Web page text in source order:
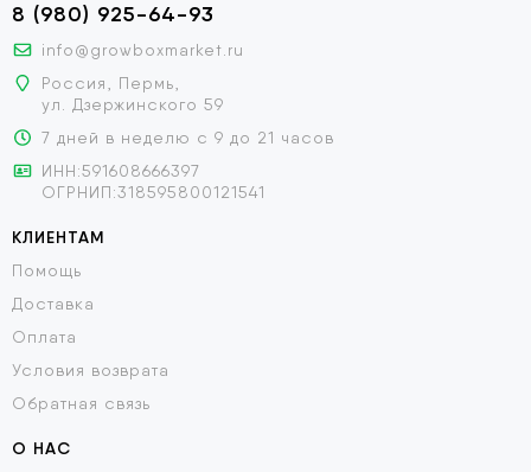
8 (980) 925-64-93
info@growboxmarket.ru
Россия, Пермь,
ул. Дзержинского 59
7 дней в неделю с 9 до 21 часов
ИНН:591608666397
ОГРНИП:318595800121541
КЛИЕНТАМ
Помощь
Доставка
Оплата
Условия возврата
Обратная связь
О НАС